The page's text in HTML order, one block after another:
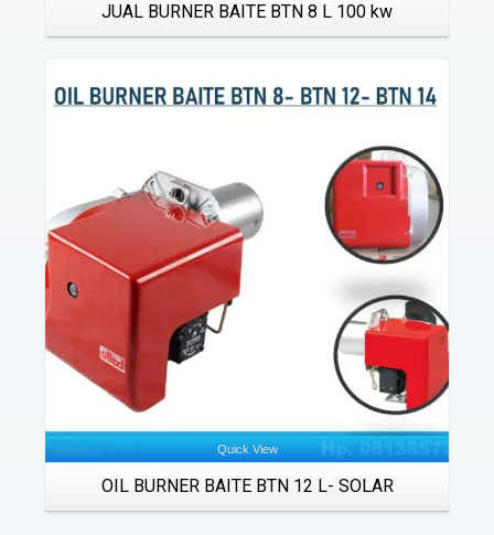
JUAL BURNER BAITE BTN 8 L 100 kw
Quick View
OIL BURNER BAITE BTN 12 L- SOLAR